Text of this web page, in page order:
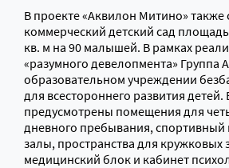
В проекте «Аквилон Митино» также
коммерческий детский сад
кв. м на 90 малышей. В рамках
«разумного девелопмента» Группа
образовательном учреждении
для всестороннего развития детей.
предусмотрены помещения для
дневного пребывания,
залы, пространства для кружковых
медицинский блок и кабинет